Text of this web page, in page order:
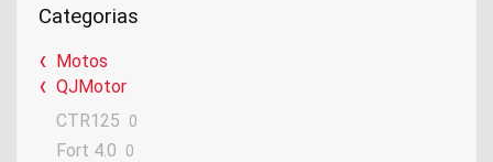
Categorias
Motos
QJMotor
CTR125
0
Fort 4.0 0